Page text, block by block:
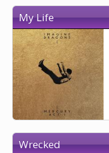
My Life
Wrecked